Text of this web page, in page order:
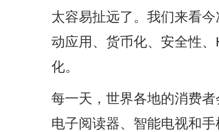
太容易扯远了。我们来看
动应用、货币化、安全性
化。
每一天，世界各地的消费
电子阅读器、智能电视和